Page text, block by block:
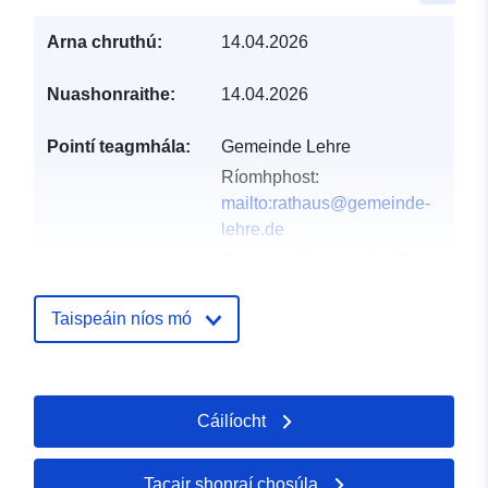
Arna chruthú: 14.04.2026
Nuashonraithe: 14.04.2026
Pointí teagmhála:
Gemeinde Lehre
Ríomhphost:
mailto:rathaus@gemeinde-
lehre.de
URL:
Curtha le data.europa.eu:
2026
Nuashonraithe ar data.europa.eu:
Taispeáin níos mó
Cáilíocht